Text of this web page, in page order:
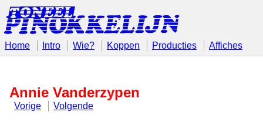
Home Intro Wie? Koppen Producties Affiches
Annie Vanderzypen
Vorige Volgende